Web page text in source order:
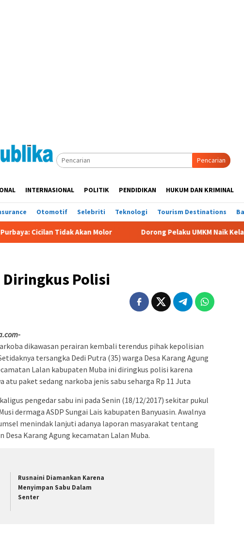
Pencarian
INTERNASIONAL POLITIK PENDIDIKAN HUKUM DAN KRIMINAL
Otomotif Selebriti Teknologi Tourism Destinations
Akan Molor Dorong Pelaku UMKM Naik Kelas, Ratu Dewa
Polisi
dikawasan perairan kembali terendus pihak kepolisian
tersangka Dedi Putra (35) warga Desa Karang Agung
Lalan kabupaten Muba ini diringkus polisi karena
paket sedang narkoba jenis sabu seharga Rp 11 Juta
pengedar sabu ini pada Senin (18/12/2017) sekitar pukul
dermaga ASDP Sungai Lais kabupaten Banyuasin. Awalnya
menindak lanjuti adanya laporan masyarakat tentang
Desa Karang Agung kecamatan Lalan Muba.
Rusnaini Diamankan Karena
Menyimpan Sabu Dalam
Senter ‎